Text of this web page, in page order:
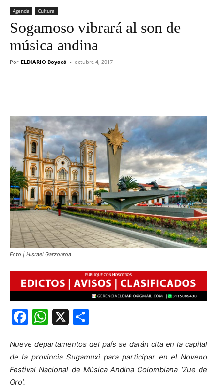
Agenda Cultura
Sogamoso vibrará al son de
música andina
Por ELDIARIO Boyacá - octubre 4, 2017
Foto | Hisrael Garzonroa
FacebookWhatsApp
Nueve departamentos del país se darán cita en la capital
de la provincia Sugamuxi para participar en el Noveno
Festival Nacional de Música Andina Colombiana ‘Zue de
Oro’.